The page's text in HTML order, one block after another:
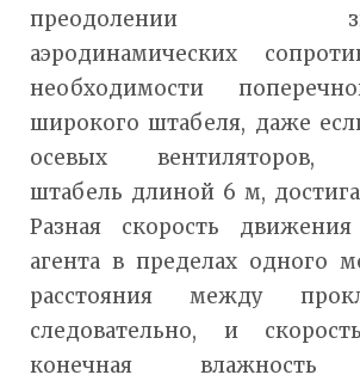
преодолении
аэродинамических
необходимости
широкого штабеля, даже
осевых вентиляторов,
штабель длиной 6 м,
Разная скорость
агента в пределах одного
расстояния между
следовательно, и
конечная влажность